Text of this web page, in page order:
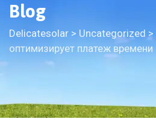
Blog
Delicatesolar > Uncategorized >
оптимизирует платеж времени